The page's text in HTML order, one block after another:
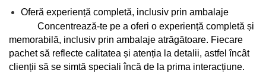
Oferă experiență completă, inclusiv prin ambalaje
Concentrează-te pe a oferi o experiență completă și
memorabilă, inclusiv prin ambalaje atrăgătoare. Fiecare
pachet să reflecte calitatea și atenția la detalii, astfel încât
clienții să se simtă speciali încă de la prima interacțiune.